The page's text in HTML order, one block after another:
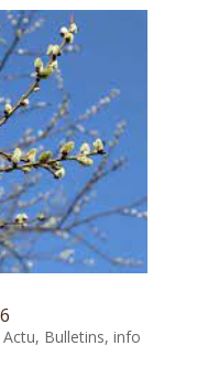
Actu, Bulletins, info